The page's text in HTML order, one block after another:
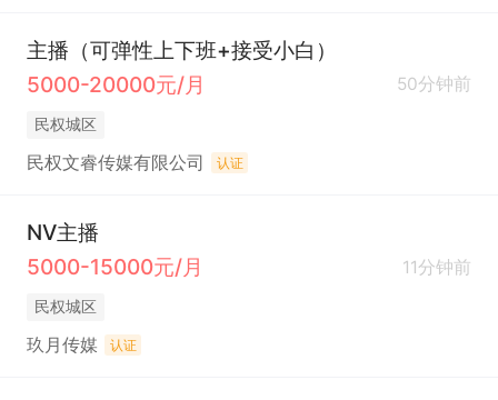
主播（可弹性上下班+接受小白）
5000-20000元/月
50分钟前
民权城区
民权文睿传媒有限公司 认证
NV主播
5000-15000元/月
11分钟前
民权城区
玖月传媒 认证